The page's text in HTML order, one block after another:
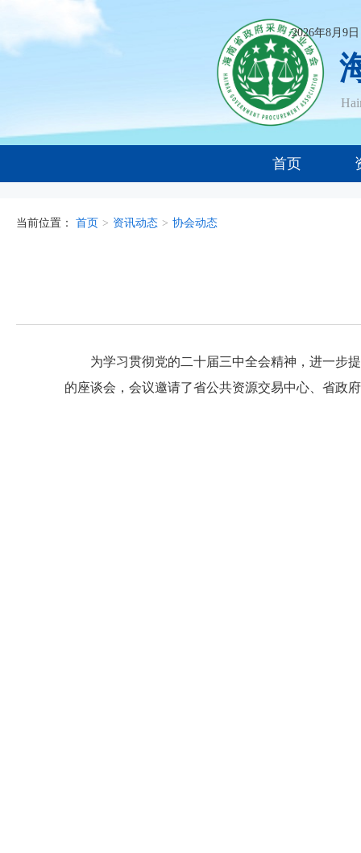
2026年8月9
首页
当前位置： 首页 > 资讯动态 > 协会动态
为学习贯彻党的二十届三中全会精神，进一步
的座谈会，会议邀请了省公共资源交易中心、省政